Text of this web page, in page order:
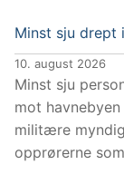
Minst sju drept
10. august 2026
Minst sju
mot
militære
opprørerne